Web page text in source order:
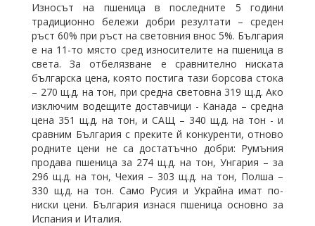
Износът на пшеница в последните 5 години
традиционно бележи добри резултати – среден
ръст 60% при ръст на световния внос 5%. България
е на 11-то място сред износителите на пшеница в
света. За отбелязване е сравнително ниската
българска цена, която постига тази борсова стока
– 270 щ.д. на тон, при средна световна 319 щ.д. Ако
изключим водещите доставчици - Канада – средна
цена 351 щ.д. на тон, и САЩ – 340 щ.д. на тон - и
сравним България с преките й конкуренти, отново
родните цени не са достатъчно добри: Румъния
продава пшеница за 274 щ.д. на тон, Унгария – за
296 щ.д. на тон, Чехия – 303 щ.д. на тон, Полша –
330 щ.д. на тон. Само Русия и Украйна имат по-
ниски цени. България изнася пшеница основно за
Испания и Италия.